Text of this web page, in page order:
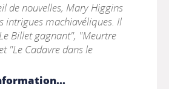
de nouvelles, Mary Higgins
intrigues machiavéliques. Il
Billet gagnant", "Meurtre
"Le Cadavre dans le